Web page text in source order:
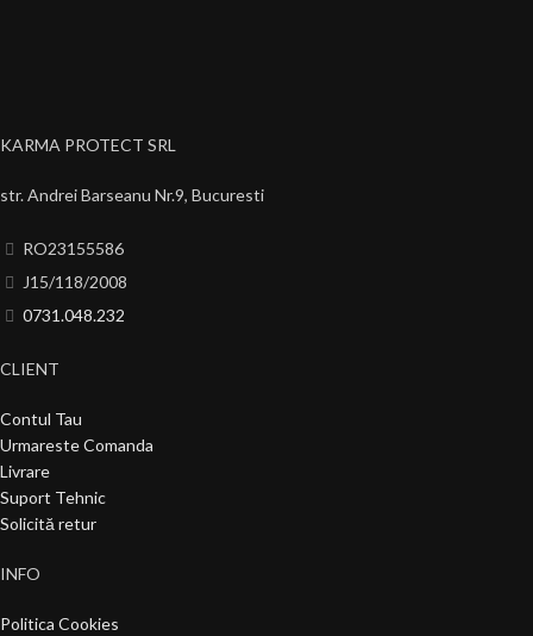
KARMA PROTECT SRL
str. Andrei Barseanu Nr.9, Bucuresti
RO23155586
J15/118/2008
0731.048.232
CLIENT
Contul Tau
Urmareste Comanda
Livrare
Suport Tehnic
Solicită retur
INFO
Politica Cookies